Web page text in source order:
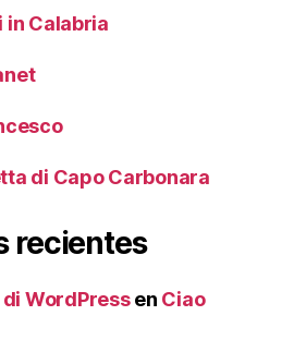
in Calabria
di Capo Carbonara
recientes
WordPressen Ciao